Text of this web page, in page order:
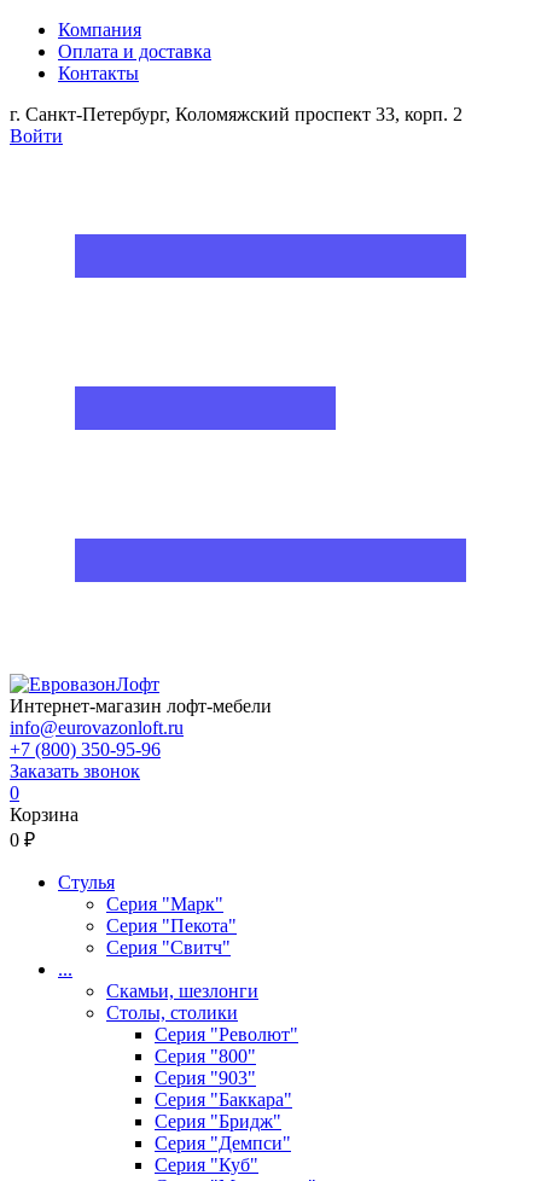
Компания
Оплата и доставка
Контакты
г. Санкт-Петербург, Коломяжский проспект 33, корп. 2
Войти
Интернет-магазин лофт-мебели
info@eurovazonloft.ru
+7 (800) 350-95-96
Заказать звонок
0
Корзина
0 ₽
Стулья
Серия "Марк"
Серия "Пекота"
Серия "Свитч"
...
Скамьи, шезлонги
Столы, столики
Серия "Револют"
Серия "800"
Серия "903"
Серия "Баккара"
Серия "Бридж"
Серия "Демпси"
Серия "Куб"